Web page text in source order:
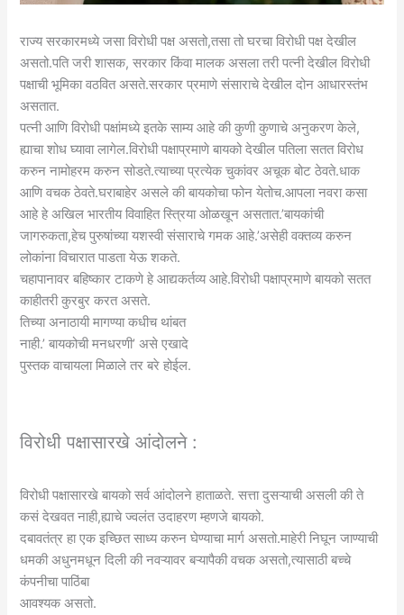
राज्य सरकारमध्ये जसा विरोधी पक्ष असतो,तसा तो घरचा विरोधी पक्ष देखील
असतो.पति जरी शासक, सरकार किंवा मालक असला तरी पत्नी देखील विरोधी
पक्षाची भूमिका वठवित असते.सरकार प्रमाणे संसाराचे देखील दोन आधारस्तंभ
असतात.
पत्नी आणि विरोधी पक्षांमध्ये इतके साम्य आहे की कुणी कुणाचे अनुकरण केले,
ह्याचा शोध घ्यावा लागेल.विरोधी पक्षाप्रमाणे बायको देखील पतिला सतत विरोध
करुन नामोहरम करुन सोडते.त्याच्या प्रत्येक चुकांवर अचूक बोट ठेवते.धाक
आणि वचक ठेवते.घराबाहेर असले की बायकोचा फोन येतोच.आपला नवरा कसा
आहे हे अखिल भारतीय विवाहित स्त्रिया ओळखून असतात.’बायकांची
जागरुकता,हेच पुरुषांच्या यशस्वी संसाराचे गमक आहे.’असेही वक्तव्य करुन
लोकांना विचारात पाडता येऊ शकते.
चहापानावर बहिष्कार टाकणे हे आद्यकर्तव्य आहे.विरोधी पक्षाप्रमाणे बायको सतत
काहीतरी कुरबुर करत असते.
तिच्या अनाठायी मागण्या कधीच थांबत
नाही.’ बायकोची मनधरणी’ असे एखादे
पुस्तक वाचायला मिळाले तर बरे होईल.
विरोधी पक्षासारखे आंदोलने :
विरोधी पक्षासारखे बायको सर्व आंदोलने हाताळते. सत्ता दुसऱ्याची असली की ते
कसं देखवत नाही,ह्याचे ज्वलंत उदाहरण म्हणजे बायको.
दबावतंत्र हा एक इच्छित साध्य करुन घेण्याचा मार्ग असतो.माहेरी निघून जाण्याची
धमकी अधुनमधून दिली की नवऱ्यावर बऱ्यापैकी वचक असतो,त्यासाठी बच्चे
कंपनीचा पाठिंबा
आवश्यक असतो.